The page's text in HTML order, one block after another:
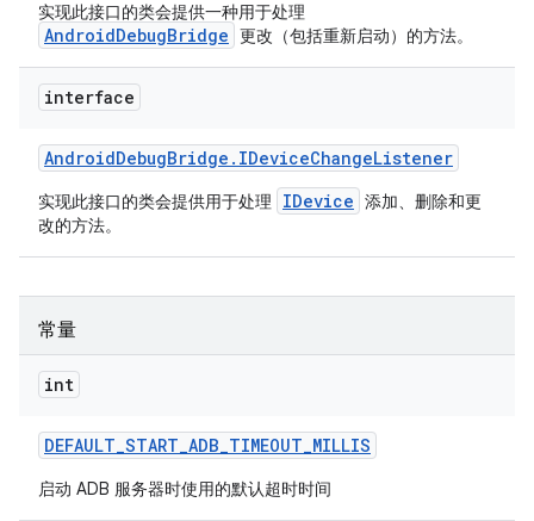
实现此接口的类会提供一种用于处理
AndroidDebugBridge 更改（包括重新启动）的方法。
interface
AndroidDebugBridge . IDeviceChangeListener
实现此接口的类会提供用于处理 IDevice 添加、删除和更
改的方法。
常量
int
DEFAULT_START_ADB_TIMEOUT_MILLIS
启动 ADB 服务器时使用的默认超时时间